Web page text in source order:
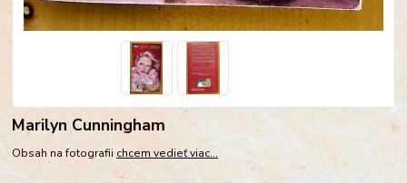
Marilyn Cunningham
Obsah na fotografii chcem vedieť viac...